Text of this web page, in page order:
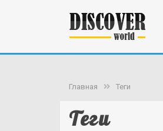
Главная Теги
Теги